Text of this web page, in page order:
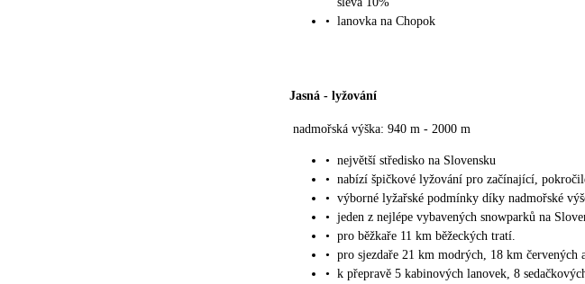
• lanovka na Chopok
Jasná - lyžování
nadmořská výška: 940 m - 2000 m
• největší středisko na Slovensku
• nabízí špičkové lyžování pro začínající,
• výborné lyžařské podmínky díky nadmořské
• jeden z nejlépe vybavených snowparků na
• pro běžkaře 11 km běžeckých tratí.
• pro sjezdaře 21 km modrých, 18 km červených
• k přepravě 5 kabinových lanovek, 8